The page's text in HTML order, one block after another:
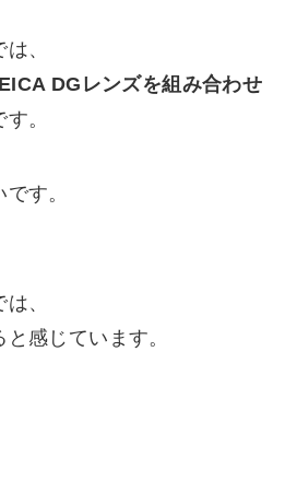
、
DGレンズを組み合わせ
。
す。
、
感じています。